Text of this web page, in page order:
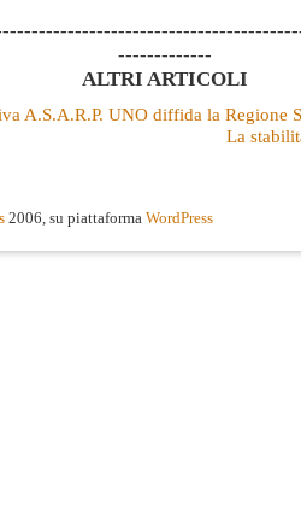
-------------
ALTRI ARTICOLI
A.S.A.R.P. UNO diffida la Regione
La
2006, su piattaforma WordPress